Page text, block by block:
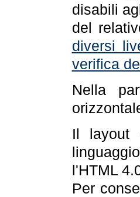
disabili
del
diversi
verifica
Nella
Il layout
l'HTML
Per